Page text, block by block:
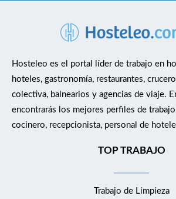
Hosteleo es el portal líder de trabajo en
hoteles, gastronomía, restaurantes,
colectiva, balnearios y agencias de viaje.
encontrarás los mejores perfiles de
cocinero, recepcionista, personal de
TOP TRABAJO
Trabajo de Limpieza